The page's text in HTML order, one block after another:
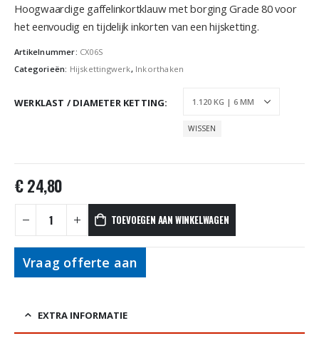
Hoogwaardige gaffelinkortklauw met borging Grade 80 voor
het eenvoudig en tijdelijk inkorten van een hijsketting.
Artikelnummer: CX06S
Categorieën: Hijskettingwerk, Inkorthaken
WERKLAST / DIAMETER KETTING
WISSEN
€24,80
TOEVOEGEN AAN WINKELWAGEN
Vraag offerte aan
EXTRA INFORMATIE